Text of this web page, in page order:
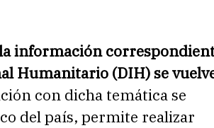
información
Humanitario (DIH) se
con dicha temática se
del país, permite realizar